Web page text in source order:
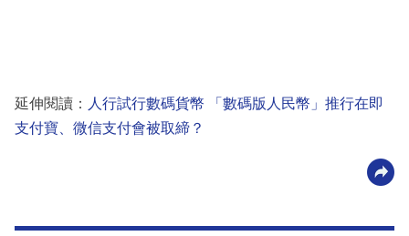
延伸閱讀： 人行試行數碼貨幣 「數碼版人民幣」推行在即
支付寶、微信支付會被取締？